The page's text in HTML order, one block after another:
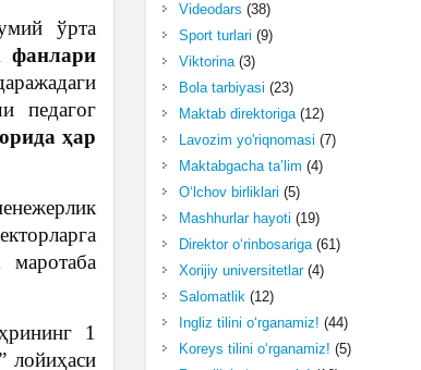
ўрта
фанлари
педагог
ҳар
1
лойиҳаси
Videodars (38)
Sport turlari (9)
Viktorina(3)
Bola tarbiyasi (23)
Maktab direktoriga(12)
Lavozim yo'riqnomasi (7)
Maktabgacha ta’lim (4)
O‘lchov birliklari (5)
Mashhurlar hayoti (19)
Direktor o‘rinbosariga(61)
Xorijiy universitetlar(4)
Salomatlik(12)
Ingliz tilini o‘rganamiz! (44)
Koreys tilini o‘rganamiz! (5)